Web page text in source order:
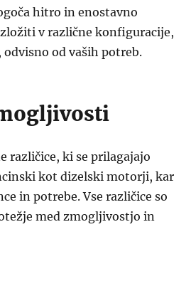
hitro in enostavno
v različne konfiguracije,
od vaših potreb.
različice, ki se prilagajajo
kot dizelski motorji, kar
in potrebe. Vse različice so
med zmogljivostjo in